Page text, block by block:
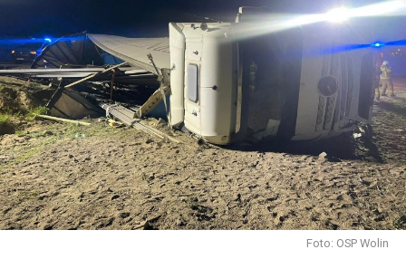
Foto: OSP Wolin